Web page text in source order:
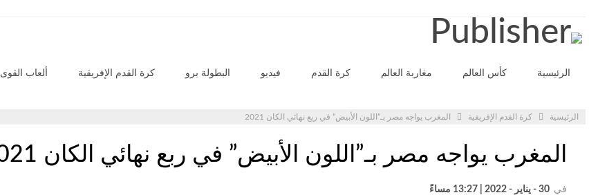
الرئيسية كأس العالم مغاربة العالم كرة القدم فيديو البطولة برو كرة القدم الإفريقية ألعاب القوى
الرئيسية كرة القدم الإفريقية المغرب يواجه مصر بـ”اللون الأبيض” في ربع نهائي الكان 2021
المغرب يواجه مصر بـ”اللون الأبيض” في ربع نهائي الكان 2021
في 30 - يناير - 2022 | 13:27 مساءً